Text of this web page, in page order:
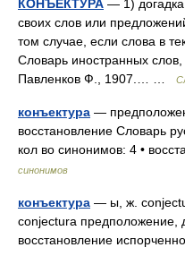
КОНЪЕКТУРА — 1)
своих слов или
том случае, если слова в
Словарь иностранных слов,
Павленков Ф., 1907.… …
конъектура —
восстановление Словарь
кол во синонимов: 4 •
синонимов
конъектура — ы, ж.
conjectura предположение,
восстановление